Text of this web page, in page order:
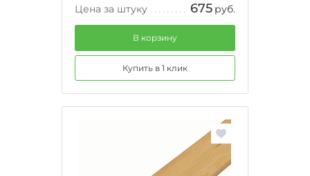
Цена за штуку
675 руб.
В корзину
Купить в 1 клик